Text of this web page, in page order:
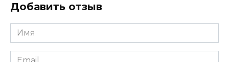
Добавить отзыв
Имя
*
Email